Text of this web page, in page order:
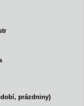
prázdniny)